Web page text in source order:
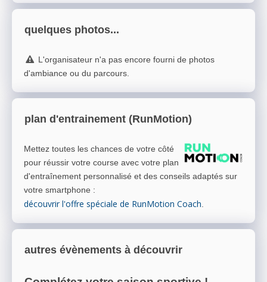
quelques photos...
L'organisateur n'a pas encore fourni de photos
d'ambiance ou du parcours.
plan d'entrainement (RunMotion)
Mettez toutes les chances de votre côté
pour réussir votre course avec votre plan
d'entraînement personnalisé et des conseils adaptés sur
votre smartphone :
découvrir l'offre spéciale de RunMotion Coach.
autres évènements à découvrir